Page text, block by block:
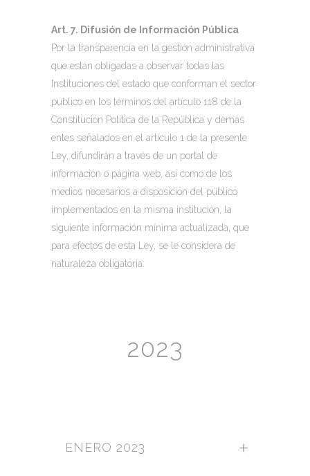
Art. 7. Difusión de Información Pública
Por la transparencia en la gestión administrativa
que están obligadas a observar todas las
Instituciones del estado que conforman el sector
público en los términos del artículo 118 de la
Constitución Política de la República y demás
entes señalados en el artículo 1 de la presente
Ley, difundirán a través de un portal de
información o página web, así como de los
medios necesarios a disposición del público
implementados en la misma institución, la
siguiente información mínima actualizada, que
para efectos de esta Ley, se le considera de
naturaleza obligatoria:
2023
ENERO 2023